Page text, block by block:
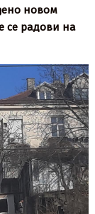
новом
се радови на